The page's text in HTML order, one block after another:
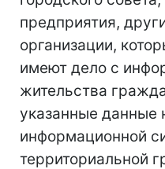
предприятия,
организации,
имеют дело с
жительства
указанные данные
информационной
территориальной